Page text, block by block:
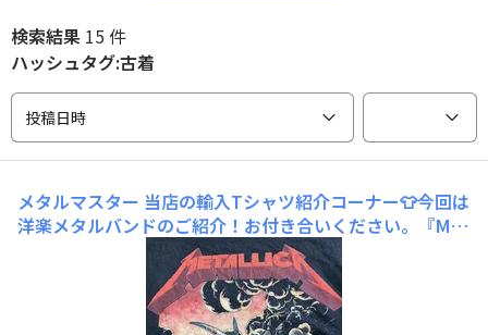
検索結果 15 件
ハッシュタグ:古着
投稿日時
メタルマスター 当店の輸入Tシャツ紹介コーナー👕今回は
洋楽メタルバンドのご紹介！お付き合いください。『Met
allica(メタリカ)』アメリカ出身のヘヴィメタル・バンド
「メガデス」「アンスラックス」「スレイヤー」そして今
回の「メタリカ」の4バンドはスラッシュ・メタル四天王
と言われています🎸⚡️🔥1981年に結成して